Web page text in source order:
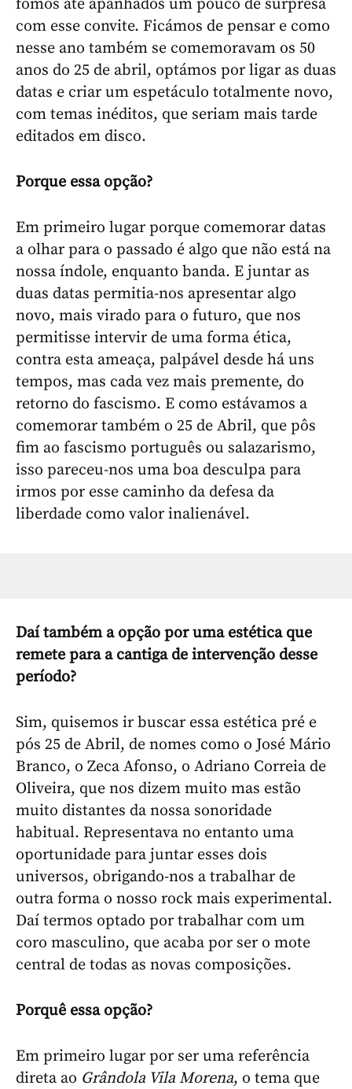
fomos até apanhados um pouco de surpresa
com esse convite. Ficámos de pensar e como
nesse ano também se comemoravam os 50
anos do 25 de abril, optámos por ligar as duas
datas e criar um espetáculo totalmente novo,
com temas inéditos, que seriam mais tarde
editados em disco.
Porque essa opção?
Em primeiro lugar porque comemorar datas
a olhar para o passado é algo que não está na
nossa índole, enquanto banda. E juntar as
duas datas permitia-nos apresentar algo
novo, mais virado para o futuro, que nos
permitisse intervir de uma forma ética,
contra esta ameaça, palpável desde há uns
tempos, mas cada vez mais premente, do
retorno do fascismo. E como estávamos a
comemorar também o 25 de Abril, que pôs
fim ao fascismo português ou salazarismo,
isso pareceu-nos uma boa desculpa para
irmos por esse caminho da defesa da
liberdade como valor inalienável.
Daí também a opção por uma estética que
remete para a cantiga de intervenção desse
período?
Sim, quisemos ir buscar essa estética pré e
pós 25 de Abril, de nomes como o José Mário
Branco, o Zeca Afonso, o Adriano Correia de
Oliveira, que nos dizem muito mas estão
muito distantes da nossa sonoridade
habitual. Representava no entanto uma
oportunidade para juntar esses dois
universos, obrigando-nos a trabalhar de
outra forma o nosso rock mais experimental.
Daí termos optado por trabalhar com um
coro masculino, que acaba por ser o mote
central de todas as novas composições.
Porquê essa opção?
Em primeiro lugar por ser uma referência
direta ao Grândola Vila Morena, o tema que